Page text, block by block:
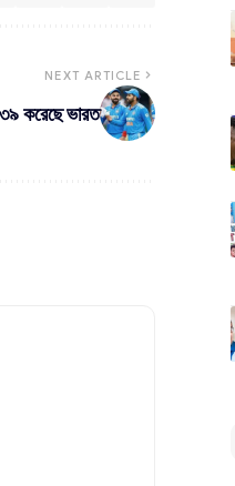
NEXT ARTICLE
করেছে ভারত